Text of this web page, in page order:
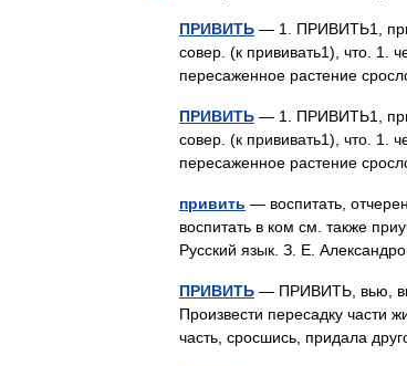
ПРИВИТЬ — 1. ПРИВИТЬ1,
совер. (к прививать1), что. 1.
пересаженное растение
ПРИВИТЬ — 1. ПРИВИТЬ1,
совер. (к прививать1), что. 1.
пересаженное растение
привить — воспитать,
воспитать в ком см. также
Русский язык. З. Е.
ПРИВИТЬ — ПРИВИТЬ, вью,
Произвести пересадку части
часть, сросшись, придала